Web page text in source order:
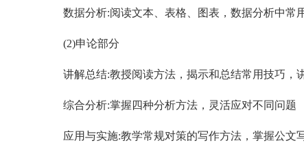
数据分析:阅读文本、表格、图表，数据分析中常
(2)申论部分
讲解总结:教授阅读方法，揭示和总结常用技巧，
综合分析:掌握四种分析方法，灵活应对不同问题
应用与实施:教学常规对策的写作方法，掌握公文